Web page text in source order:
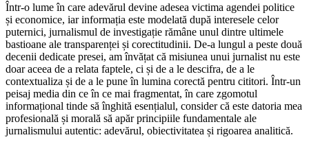
Într-o lume în care adevărul devine adesea victima agendei politice
și economice, iar informația este modelată după interesele celor
puternici, jurnalismul de investigație rămâne unul dintre ultimele
bastioane ale transparenței și corectitudinii. De-a lungul a peste două
decenii dedicate presei, am învățat că misiunea unui jurnalist nu este
doar aceea de a relata faptele, ci și de a le descifra, de a le
contextualiza și de a le pune în lumina corectă pentru cititori. Într-un
peisaj media din ce în ce mai fragmentat, în care zgomotul
informațional tinde să înghită esențialul, consider că este datoria mea
profesională și morală să apăr principiile fundamentale ale
jurnalismului autentic: adevărul, obiectivitatea și rigoarea analitică.